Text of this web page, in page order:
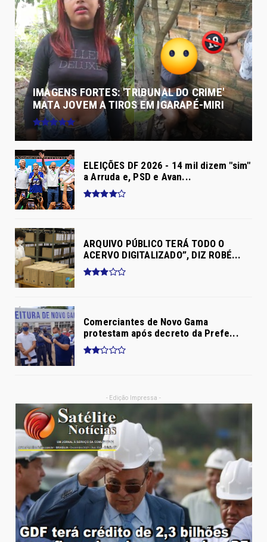
IMAGENS FORTES: 'TRIBUNAL DO CRIME'
MATA JOVEM A TIROS EM IGARAPÉ-MIRI
ELEIÇÕES DF 2026 - 14 mil dizem "sim"
a Arruda e, PSD e Avan...
ARQUIVO PÚBLICO TERÁ TODO O
ACERVO DIGITALIZADO”, DIZ ROBÉ...
Comerciantes de Novo Gama
protestam após decreto da Prefe...
- Edição Impressa -